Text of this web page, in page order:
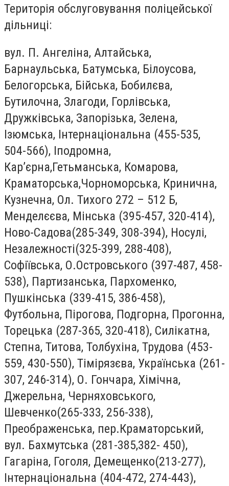
Територія обслуговування поліцейської
дільниці:
вул. П. Ангеліна, Алтайська,
Барнаульська, Батумська, Білоусова,
Белогорська, Бійська, Бобилєва,
Бутилочна, Злагоди, Горлівська,
Дружківська, Запорізька, Зелена,
Ізюмська, Інтернаціональна (455-535,
504-566), Іподромна,
Кар’єрна,Гетьманська, Комарова,
Краматорська,Чорноморська, Кринична,
Кузнечна, Ол. Тихого 272 – 512 Б,
Менделєєва, Мінська (395-457, 320-414),
Ново-Садова(285-349, 308-394), Носулі,
Незалежності(325-399, 288-408),
Софіївська, О.Островського (397-487, 458-
538), Партизанська, Пархоменко,
Пушкінська (339-415, 386-458),
Футбольна, Пірогова, Подгорна, Прогонна,
Торецька (287-365, 320-418), Силікатна,
Степна, Титова, Толбухіна, Трудова (453-
559, 430-550), Тімірязєва, Українська (261-
307, 246-314), О. Гончара, Хімічна,
Джерельна, Черняховського,
Шевченко(265-333, 256-338),
Преображенська, пер.Краматорський,
вул. Бахмутська (281-385,382- 450),
Гагаріна, Гоголя, Демещенко(213-277),
Інтернаціональна (404-472, 274-443),